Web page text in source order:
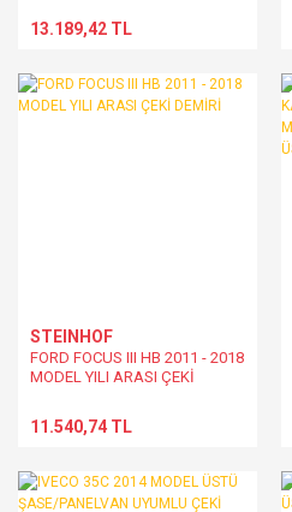
13.189,42 TL
STEINHOF
FORD FOCUS III HB 2011 - 2018
MODEL YILI ARASI ÇEKİ
11.540,74 TL